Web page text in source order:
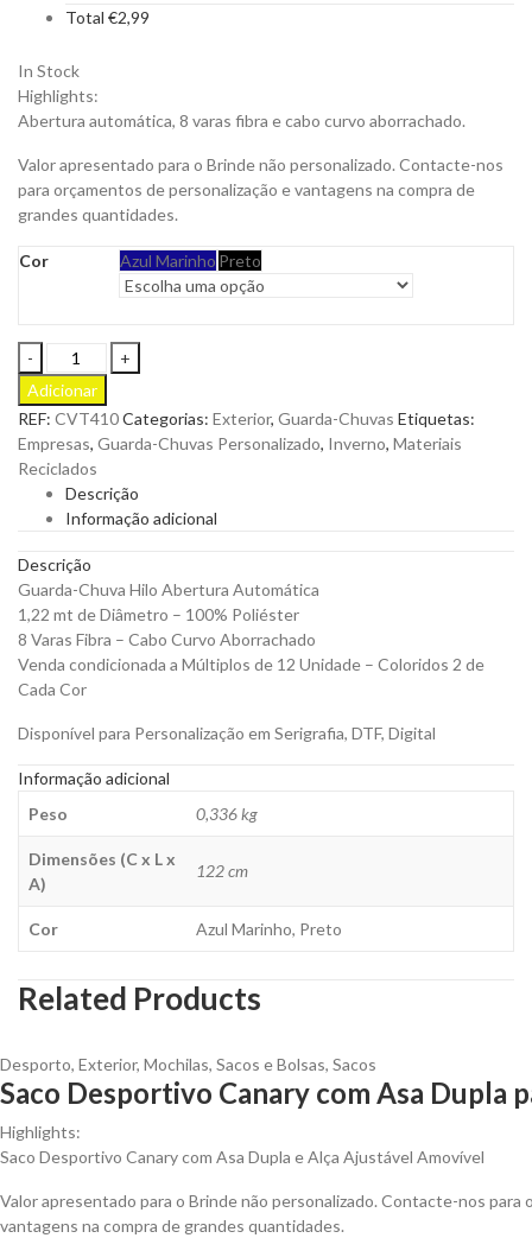
Total €2,99
In Stock
Highlights:
Abertura automática, 8 varas fibra e cabo curvo aborrachado.
Valor apresentado para o Brinde não personalizado. Contacte-nos
para orçamentos de personalização e vantagens na compra de
grandes quantidades.
Cor Azul Marinho Preto
Guarda-
Chuva
Hilo
Abertura
Automática
para
Personalizar
quantity
Adicionar
REF: CVT410Categorias: Exterior, Guarda-Chuvas Etiquetas:
Empresas, Guarda-Chuvas Personalizado, Inverno, Materiais
Reciclados
Descrição
Informação adicional
Descrição
Guarda-Chuva Hilo Abertura Automática
1,22 mt de Diâmetro – 100% Poliéster
8 Varas Fibra – Cabo Curvo Aborrachado
Venda condicionada a Múltiplos de 12 Unidade – Coloridos 2 de
Cada Cor
Disponível para Personalização em Serigrafia, DTF, Digital
Informação adicional
Peso
0,336 kg
Dimensões (C x L x
A)
122 cm
Cor Azul Marinho, Preto
Related Products
Desporto, Exterior, Mochilas, Sacos e Bolsas, Sacos
Saco Desportivo Canary com Asa Dupla
Highlights:
Saco Desportivo Canary com Asa Dupla e Alça Ajustável Amovível
Valor apresentado para o Brinde não personalizado. Contacte-nos para
vantagens na compra de grandes quantidades.